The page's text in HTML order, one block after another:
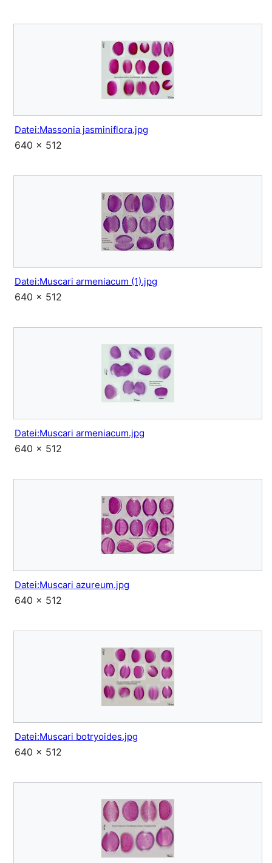
Datei:Massonia jasminiflora.jpg
640 × 512
Datei:Muscari armeniacum (1).jpg
640 × 512
Datei:Muscari armeniacum.jpg
640 × 512
Datei:Muscari azureum.jpg
640 × 512
Datei:Muscari botryoides.jpg
640 × 512